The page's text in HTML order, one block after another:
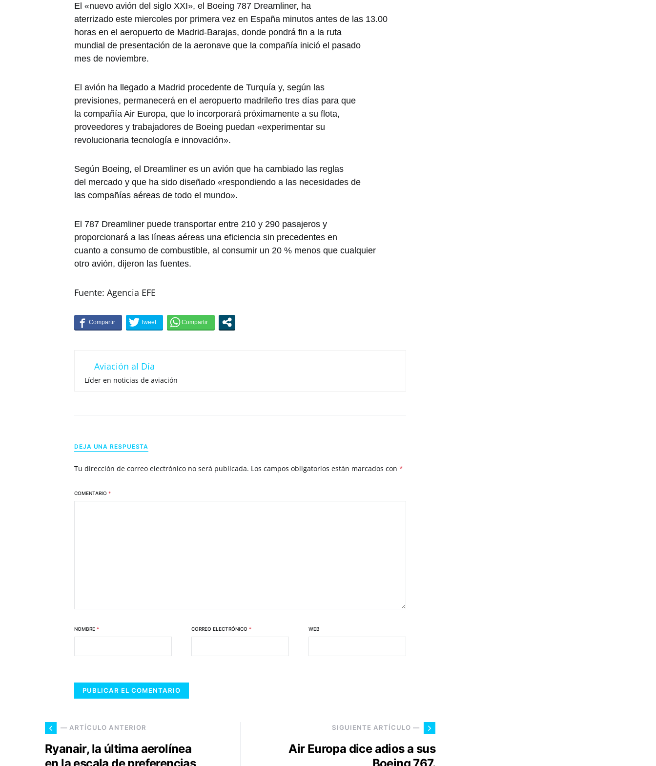
El «nuevo avión del siglo XXI», el Boeing 787 Dreamliner, ha
aterrizado este miercoles por primera vez en España minutos antes de las 13.00
horas en el aeropuerto de Madrid-Barajas, donde pondrá fin a la ruta
mundial de presentación de la aeronave que la compañía inició el pasado
mes de noviembre.
El avión ha llegado a Madrid procedente de Turquía y, según las
previsiones, permanecerá en el aeropuerto madrileño tres días para que
la compañía Air Europa, que lo incorporará próximamente a su flota,
proveedores y trabajadores de Boeing puedan «experimentar su
revolucionaria tecnología e innovación».
Según Boeing, el Dreamliner es un avión que ha cambiado las reglas
del mercado y que ha sido diseñado «respondiendo a las necesidades de
las compañías aéreas de todo el mundo».
El 787 Dreamliner puede transportar entre 210 y 290 pasajeros y
proporcionará a las líneas aéreas una eficiencia sin precedentes en
cuanto a consumo de combustible, al consumir un 20 % menos que cualquier
otro avión, dijeron las fuentes.
Fuente: Agencia EFE
Aviación al Día
Líder en noticias de aviación
DEJA UNA RESPUESTA
Tu dirección de correo electrónico no será publicada. Los campos obligatorios están marcados con *
COMENTARIO *
NOMBRE * CORREO ELECTRÓNICO * WEB
— ARTÍCULO ANTERIOR
Ryanair, la última aerolínea
en la escala de preferencias
SIGUIENTE ARTÍCULO —
Air Europa dice adios a sus
Boeing 767.